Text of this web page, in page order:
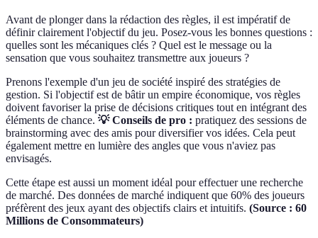
Avant de plonger dans la rédaction des règles, il est impératif de
définir clairement l'objectif du jeu. Posez-vous les bonnes questions :
quelles sont les mécaniques clés ? Quel est le message ou la
sensation que vous souhaitez transmettre aux joueurs ?
Prenons l'exemple d'un jeu de société inspiré des stratégies de
gestion. Si l'objectif est de bâtir un empire économique, vos règles
doivent favoriser la prise de décisions critiques tout en intégrant des
éléments de chance. 💡 Conseils de pro : pratiquez des sessions de
brainstorming avec des amis pour diversifier vos idées. Cela peut
également mettre en lumière des angles que vous n'aviez pas
envisagés.
Cette étape est aussi un moment idéal pour effectuer une recherche
de marché. Des données de marché indiquent que 60% des joueurs
préfèrent des jeux ayant des objectifs clairs et intuitifs. (Source : 60
Millions de Consommateurs)